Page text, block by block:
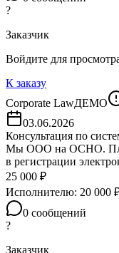
?
Заказчик
Войдите для
К заказу
Corporate LawДЕМО
03.06.2026
Консультация по
Мы ООО на ОСНО.
в регистрации
25 000 ₽
Исполнителю: 20 000
0 сообщений
?
Заказчик